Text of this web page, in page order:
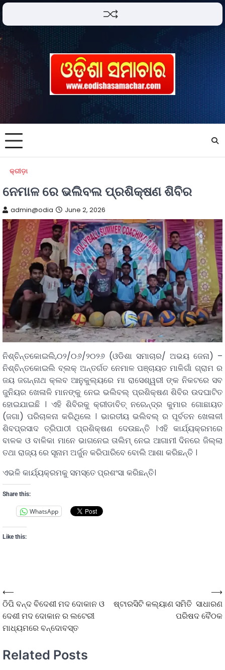
କ୍ରୀଡ଼ା
ନେମାଳ ରେ ଭଲିବଲ ପ୍ରଶିକ୍ଷଣ ଶିବିର
admin@odia June 2, 2026
ନିଶ୍ଚିନ୍ତକୋଇଲି,୦୨/୦୬/୨୦୨୬ (ଓଡିଶା ସମାଚାର/ ଅଭୟ ଜେନା) –
ନିଶ୍ଚିନ୍ତକୋଇଲି ବ୍ଲକ୍ ଅନ୍ତର୍ଗତ ନେମାଳ ପଞ୍ଚାୟତ ମାଳିଗାଁ ଗ୍ରାମ ର
ଜୟ ଜଗନ୍ନାଥ କ୍ଲବ ଆନୁକୁଲ୍ୟରେ ମା ରାସେଶ୍ୱରୀ ଙ୍କ ନିକଟରେ ସବ
ଜୁନିୟର ଖେଳାଳି ମାନଙ୍କୁ ନେଇ ଭଲିବଲ୍ ପ୍ରଶିକ୍ଷଣ ଶିବିର ଉଦଘାଟିତ
ହୋଇଯାଇଛି । ଏହି ଶିବିରକୁ କ୍ରୀଡାବିତ୍ ନରେନ୍ଦ୍ର କୁମାର ଗୋଛାୟତ
(ଜଗା) ପରିଚାଳନା କରିଥିଲେ । ଭାରତୀୟ ଭଲିବଲ୍ ର ପୂର୍ବତନ ଖେଳାଳୀ
ଶିବପ୍ରସାଦ ତ୍ରିପାଠୀ ପ୍ରଶିକ୍ଷଣ ଦେଉଛନ୍ତି ।ଏହି କାର୍ଯ୍ୟକ୍ରମରେ
ବାଳକ ଓ ବାଳିକା ମାନେ ଭାଗନେଇ ତାଲିମ୍ ନେଇ ଆଗାମୀ ଦିନରେ ଜିଲ୍ଲା
ତଥା ରାଜ୍ୟ ରେ ସୂନାମ ଅର୍ଜୁନ କରିପାରିବେ ବୋଲି ଆଶା କରିଛନ୍ତି ।
ଏଭଳି କାର୍ଯ୍ୟକ୍ରମକୁ ସମସ୍ତେ ପ୍ରଶଂସା କରିଛନ୍ତି।
Share this:
WhatsApp
Like this:
⟵
ଠିପି ବନ୍ଦ ବିଦେଶୀ ମଦ ଦୋକାନ ଓ
ଦେଶୀ ମଦ ଦୋକାନ ର ଲଟେରୀ
ମାଧ୍ୟମରେ ବନ୍ଦୋବସ୍ତ
ଷ୍ଟାରସିଟି କଲ୍ୟାଣ ସମିତି ସାଧାରଣ
ପରିଷଦ ବୈଠକ
⟶
Related Posts